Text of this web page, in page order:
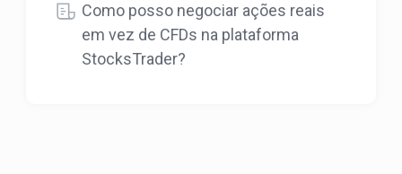
Como posso negociar ações reais
em vez de CFDs na plataforma
StocksTrader?